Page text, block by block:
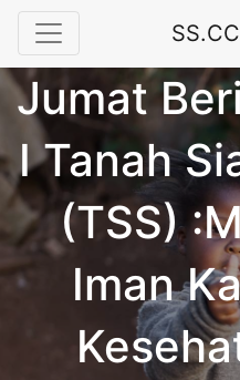
Jumat
I Tanah
(TSS)
Iman